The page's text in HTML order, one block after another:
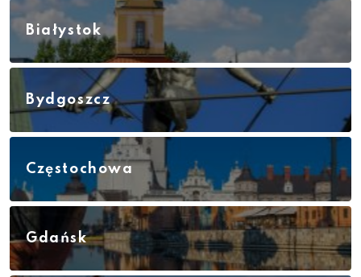
Białystok
Bydgoszcz
Częstochowa
Gdańsk